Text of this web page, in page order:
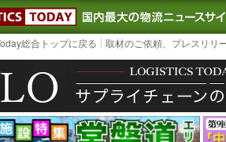
LOGISTICS TODAY｜国
総合トップに戻る 取材のご依頼、プレスリリ